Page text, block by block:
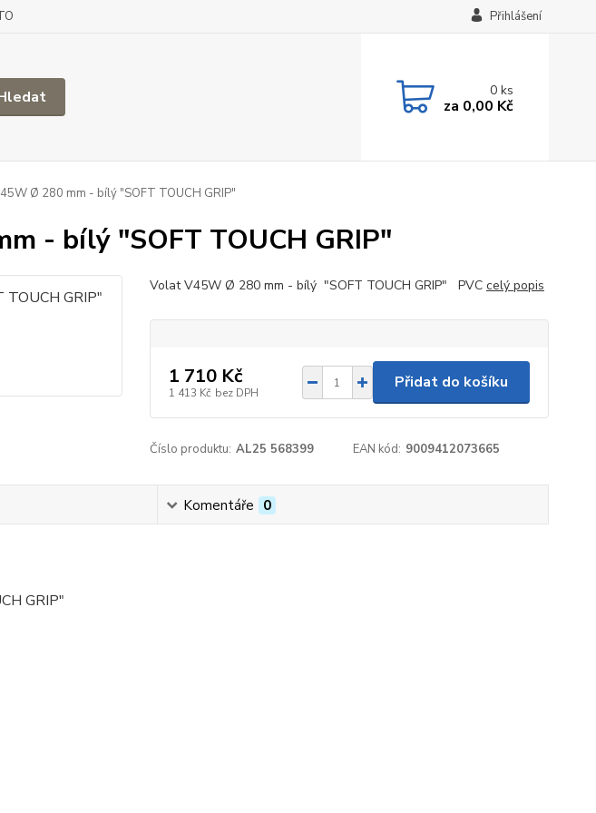
Přihlášení
0ks
za 0,00 Kč
Ø 280 mm - bílý "SOFT TOUCH GRIP"
- bílý "SOFT TOUCH GRIP"
Volat V45W Ø 280 mm - bílý "SOFT TOUCH GRIP" PVC celý popis
1 710 Kč
1 413 Kč bez DPH
Přidat do košíku
Číslo produktu: AL25 568399 EAN kód: 9009412073665
Komentáře 0
GRIP"